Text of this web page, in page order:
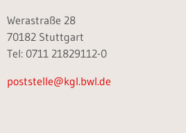
Werastraße 28
70182 Stuttgart
Tel: 0711 21829112-0
poststelle@kgl.bwl.de